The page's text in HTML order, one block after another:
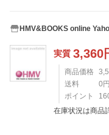
HMV&BOOKS online
実質 3,360
商品価格
送料
0 円
ポイント
在庫状況は商品